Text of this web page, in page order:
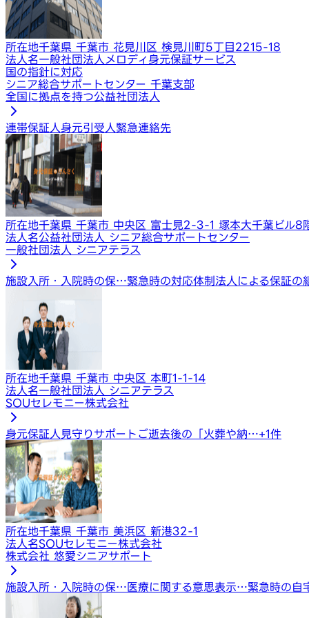
所在地千葉県 千葉市 花見川区 検見川町5丁目2215-18
法人名一般社団法人メロディ身元保証サービス
国の指針に対応
シニア総合サポートセンター 千葉支部
全国に拠点を持つ公益社団法人
連帯保証人身元引受人緊急連絡先
所在地千葉県 千葉市 中央区 富士見2-3-1 塚本大千葉ビル8
法人名公益社団法人 シニア総合サポートセンター
一般社団法人 シニアテラス
施設入所・入院時の保…緊急時の対応体制 法人による保証の
所在地千葉県 千葉市 中央区 本町1-1-14
法人名一般社団法人 シニアテラス
SOUセレモニー株式会社
身元保証人 見守りサポート ご逝去後の「火葬や納…+1件
所在地千葉県 千葉市 美浜区 新港32-1
法人名SOUセレモニー株式会社
株式会社 悠愛シニアサポート
施設入所・入院時の保…医療に関する意思表示…緊急時の自